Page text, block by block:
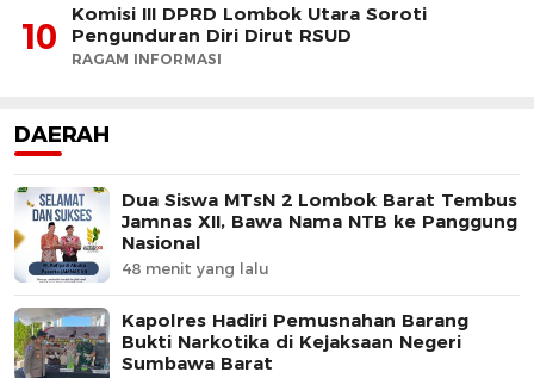
10
Komisi III DPRD Lombok Utara Soroti
Pengunduran Diri Dirut RSUD
RAGAM INFORMASI
DAERAH
Dua Siswa MTsN 2 Lombok Barat Tembus
Jamnas XII, Bawa Nama NTB ke Panggung
Nasional
48 menit yang lalu
Kapolres Hadiri Pemusnahan Barang
Bukti Narkotika di Kejaksaan Negeri
Sumbawa Barat